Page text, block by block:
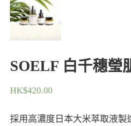
SOELF 白千穗瑩
HK$420.00
採用高濃度日本大米萃取液製